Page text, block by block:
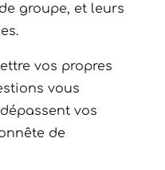
groupe, et leurs
vos propres
vous
vos
de